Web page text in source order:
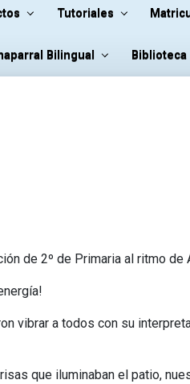
Tutoriales
Bilingual Biblioteca
de 2º de Primaria al ritmo de
vibrar a todos con su
que iluminaban el patio,